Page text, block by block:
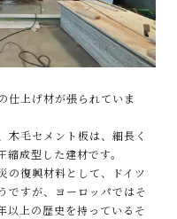
仕上げ材が張られていま
木毛セメント板は、細長く
成型した建材です。
の復興材料として、ドイツ
ですが、ヨーロッパではそ
以上の歴史を持っているそ